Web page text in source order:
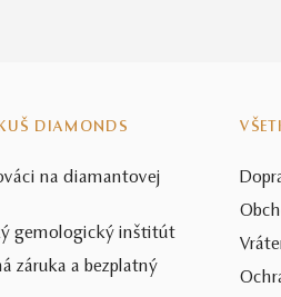
DIAMONDS
na diamantovej
gemologický inštitút
záruka a bezplatný